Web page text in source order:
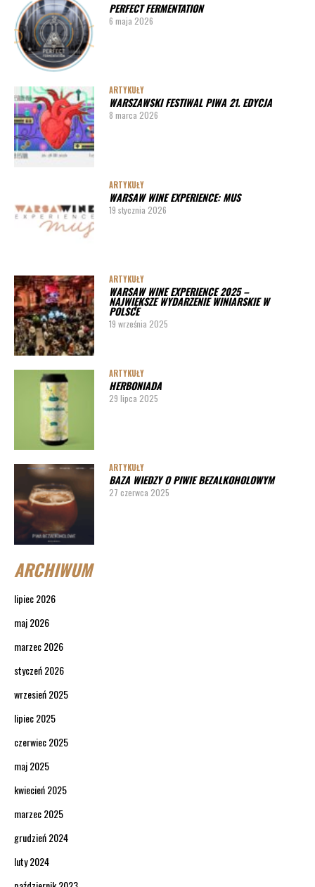
PERFECT FERMENTATION
6 maja 2026
ARTYKUŁY
WARSZAWSKI FESTIWAL PIWA 21. EDYCJA
8 marca 2026
ARTYKUŁY
WARSAW WINE EXPERIENCE: MUS
19 stycznia 2026
ARTYKUŁY
WARSAW WINE EXPERIENCE 2025 –
NAJWIĘKSZE WYDARZENIE WINIARSKIE W
POLSCE
19 września 2025
ARTYKUŁY
HERBONIADA
29 lipca 2025
ARTYKUŁY
BAZA WIEDZY O PIWIE BEZALKOHOLOWYM
27 czerwca 2025
ARCHIWUM
lipiec 2026
maj 2026
marzec 2026
styczeń 2026
wrzesień 2025
lipiec 2025
czerwiec 2025
maj 2025
kwiecień 2025
marzec 2025
grudzień 2024
luty 2024